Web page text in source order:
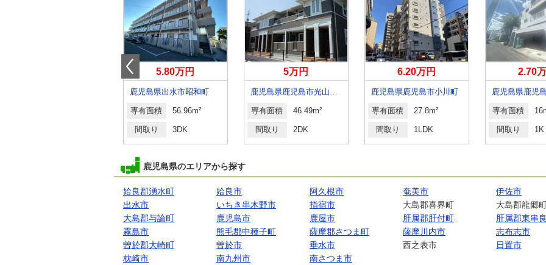
5.80万円
鹿児島県出水市昭和町
専有面積 56.96m²
間取り 3DK
5万円
鹿児島県鹿児島市光山１丁目
専有面積 46.49m²
間取り 2DK
6.20万円
鹿児島県鹿児島市小川町
専有面積 27.8m²
間取り 1LDK
2.70
鹿児島県鹿児
専有面積
間取り 1K
鹿児島県のエリアから探す
姶良郡湧水町 姶良市 阿久根市 奄美市
伊佐市
出水市
いちき串木野市 指宿市 大島郡喜界町
大島郡龍郷
大島郡与論町
鹿児島市 鹿屋市 肝属郡肝付町
肝属郡東串
霧島市
熊毛郡中種子町 薩摩郡さつま町 薩摩川内市
志布志市
曽於郡大崎町
曽於市 垂水市 西之表市
日置市
枕崎市
南九州市 南さつま市